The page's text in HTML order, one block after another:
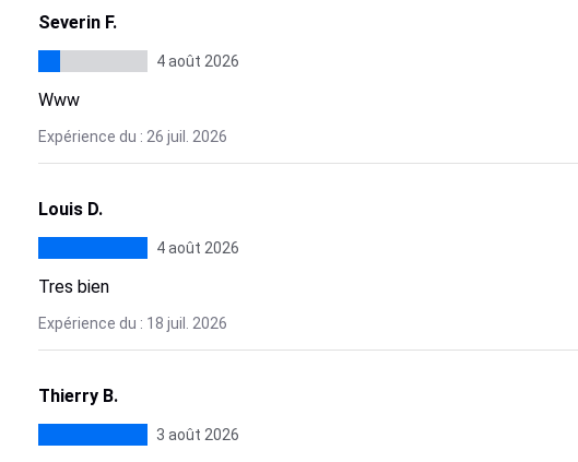
Severin F.
4 août 2026
Www
Expérience du : 26 juil. 2026
Louis D.
4 août 2026
Tres bien
Expérience du : 18 juil. 2026
Thierry B.
3 août 2026